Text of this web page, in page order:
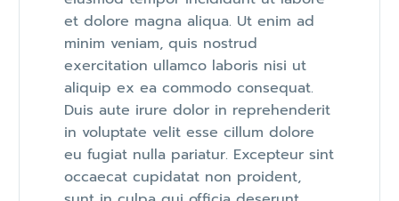
et dolore magna aliqua. Ut enim ad
minim veniam, quis nostrud
exercitation ullamco laboris nisi ut
aliquip ex ea commodo consequat.
Duis aute irure dolor in reprehenderit
in voluptate velit esse cillum dolore
eu fugiat nulla pariatur. Excepteur sint
occaecat cupidatat non proident,